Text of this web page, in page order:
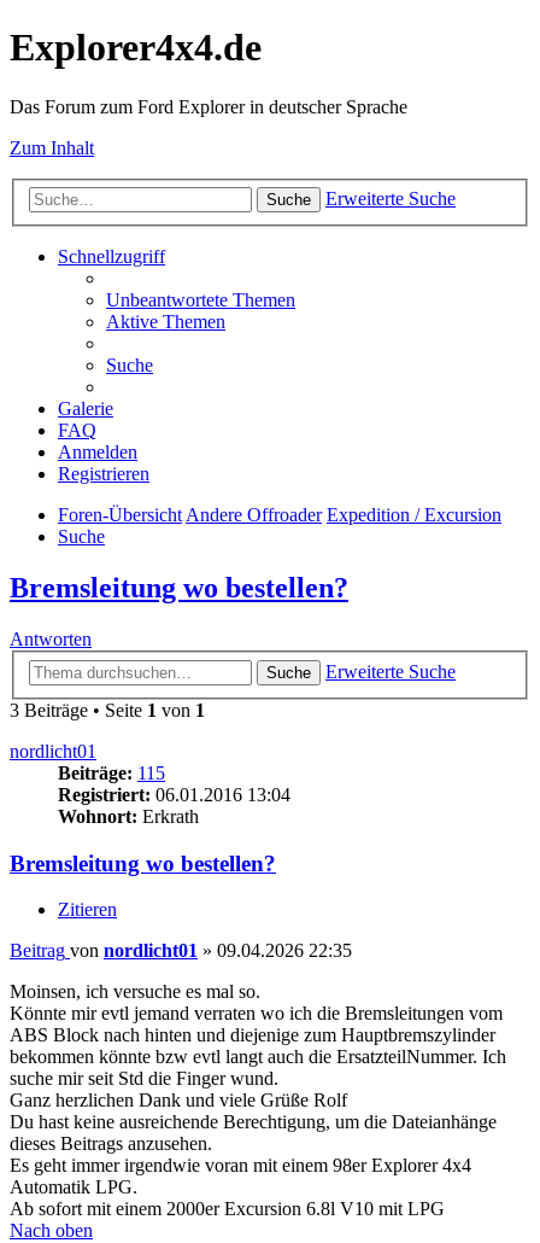
Explorer4x4.de
Das Forum zum Ford Explorer in deutscher Sprache
Zum Inhalt
Suche Erweiterte Suche
Schnellzugriff
Unbeantwortete Themen
Aktive Themen
Suche
Galerie
FAQ
Anmelden
Registrieren
Foren-ÜbersichtAndere Offroader Expedition / Excursion
Suche
Bremsleitung wo bestellen?
Antworten
Suche
Erweiterte Suche
3 Beiträge • Seite 1 von 1
nordlicht01
Beiträge: 115
Registriert: 06.01.2016 13:04
Wohnort: Erkrath
Bremsleitung wo bestellen?
Zitieren
Beitrag von nordlicht01 » 09.04.2026 22:35
Moinsen, ich versuche es mal so.
Könnte mir evtl jemand verraten wo ich die Bremsleitungen vom
ABS Block nach hinten und diejenige zum Hauptbremszylinder
bekommen könnte bzw evtl langt auch die ErsatzteilNummer. Ich
suche mir seit Std die Finger wund.
Ganz herzlichen Dank und viele Grüße Rolf
Du hast keine ausreichende Berechtigung, um die Dateianhänge
dieses Beitrags anzusehen.
Es geht immer irgendwie voran mit einem 98er Explorer 4x4
Automatik LPG.
Ab sofort mit einem 2000er Excursion 6.8l V10 mit LPG
Nach oben